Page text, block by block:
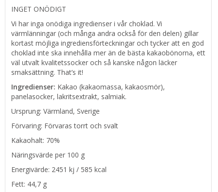
INGET ONÖDIGT
Vi har inga onödiga ingredienser i vår choklad. Vi
värmlänningar (och många andra också för den delen) gillar
kortast möjliga ingrediensförteckningar och tycker att en god
choklad inte ska innehålla mer än de bästa kakaobönorna, ett
väl utvalt kvalitetssocker och så kanske någon läcker
smaksättning. That’s it!
Ingredienser: Kakao (kakaomassa, kakaosmör),
panelasocker, lakritsextrakt, salmiak.
Ursprung: Värmland, Sverige
Förvaring: Förvaras torrt och svalt
Kakaohalt: 70%
Näringsvärde per 100 g
Energivärde: 2451 kj / 585 kcal
Fett: 44,7 g